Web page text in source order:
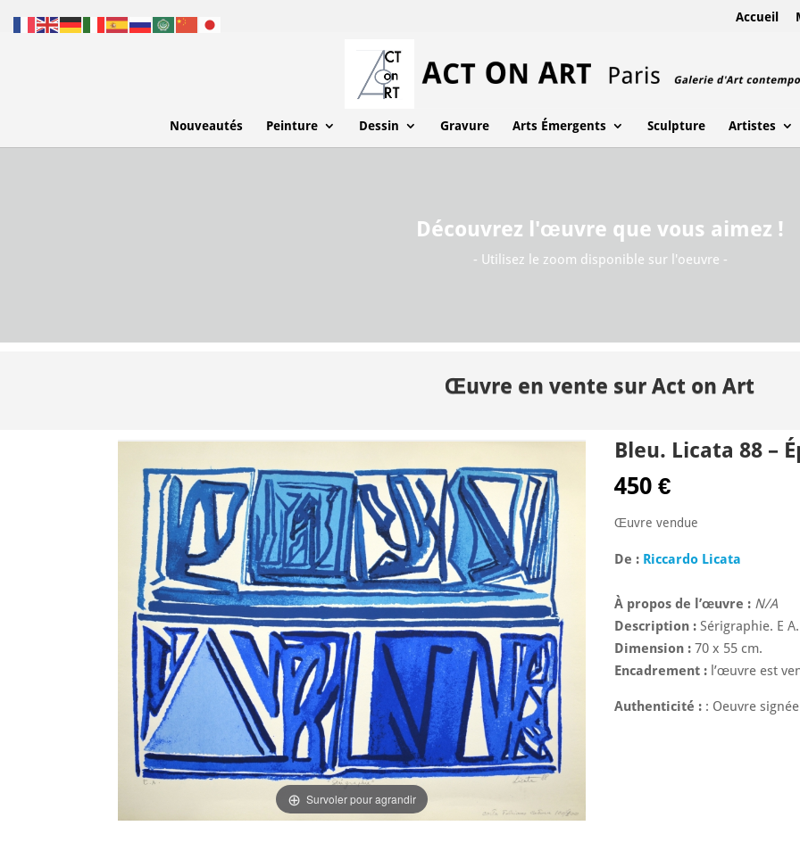
Accueil
Nouveautés Peinture Dessin Gravure Arts Émergents Sculpture Artistes
Découvrez l'œuvre que vous aimez !
- Utilisez le zoom disponible sur l'oeuvre -
Œuvre en vente sur Act on Art
Survoler pour agrandir
Bleu. Licata 88 –
450€
Œuvre vendue
De : Riccardo Licata
À propos de l’œuvre : N/A
Description : Sérigraphie. E A.
Dimension : 70 x 55 cm.
Encadrement : l’œuvre est
Authenticité : : Oeuvre